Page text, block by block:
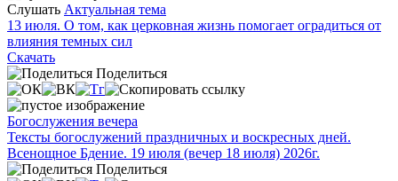
Слушать Актуальная тема
13 июля. О том, как церковная жизнь помогает оградиться от
влияния темных сил
Скачать
Поделиться
Богослужения вечера
Тексты богослужений праздничных и воскресных дней.
Всенощное Бдение. 19 июля (вечер 18 июля) 2026г.
Поделиться